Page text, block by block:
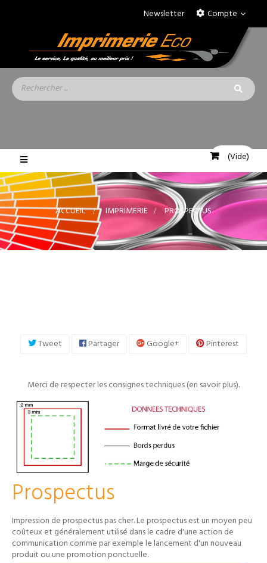
Compte
Newsletter
(Vide)
Basculer
la
navigation
ACCUEIL > IMPRIMERIE > PROSPECTUS
Tweet Partager Google+ Pinterest
Merci de respecter les consignes techniques (en savoir plus).
Prospectus
Impression de prospectus pas cher. Le prospectus est un moyen peu
coûteux et généralement utilisé dans le cadre d'une action de
communication comme par exemple le lancement d'un nouveau
produit ou une promotion ponctuelle.